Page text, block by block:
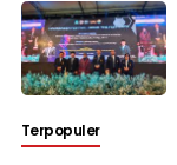
Terpopuler